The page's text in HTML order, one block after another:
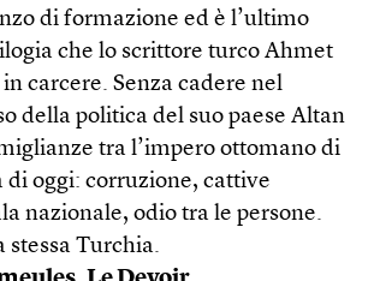
di formazione ed è l’ultimo
che lo scrittore turco Ahmet
carcere. Senza cadere nel
della politica del suo paese Altan
tra l’impero ottomano di
di oggi: corruzione, cattive
nazionale, odio tra le persone.
stessa Turchia.